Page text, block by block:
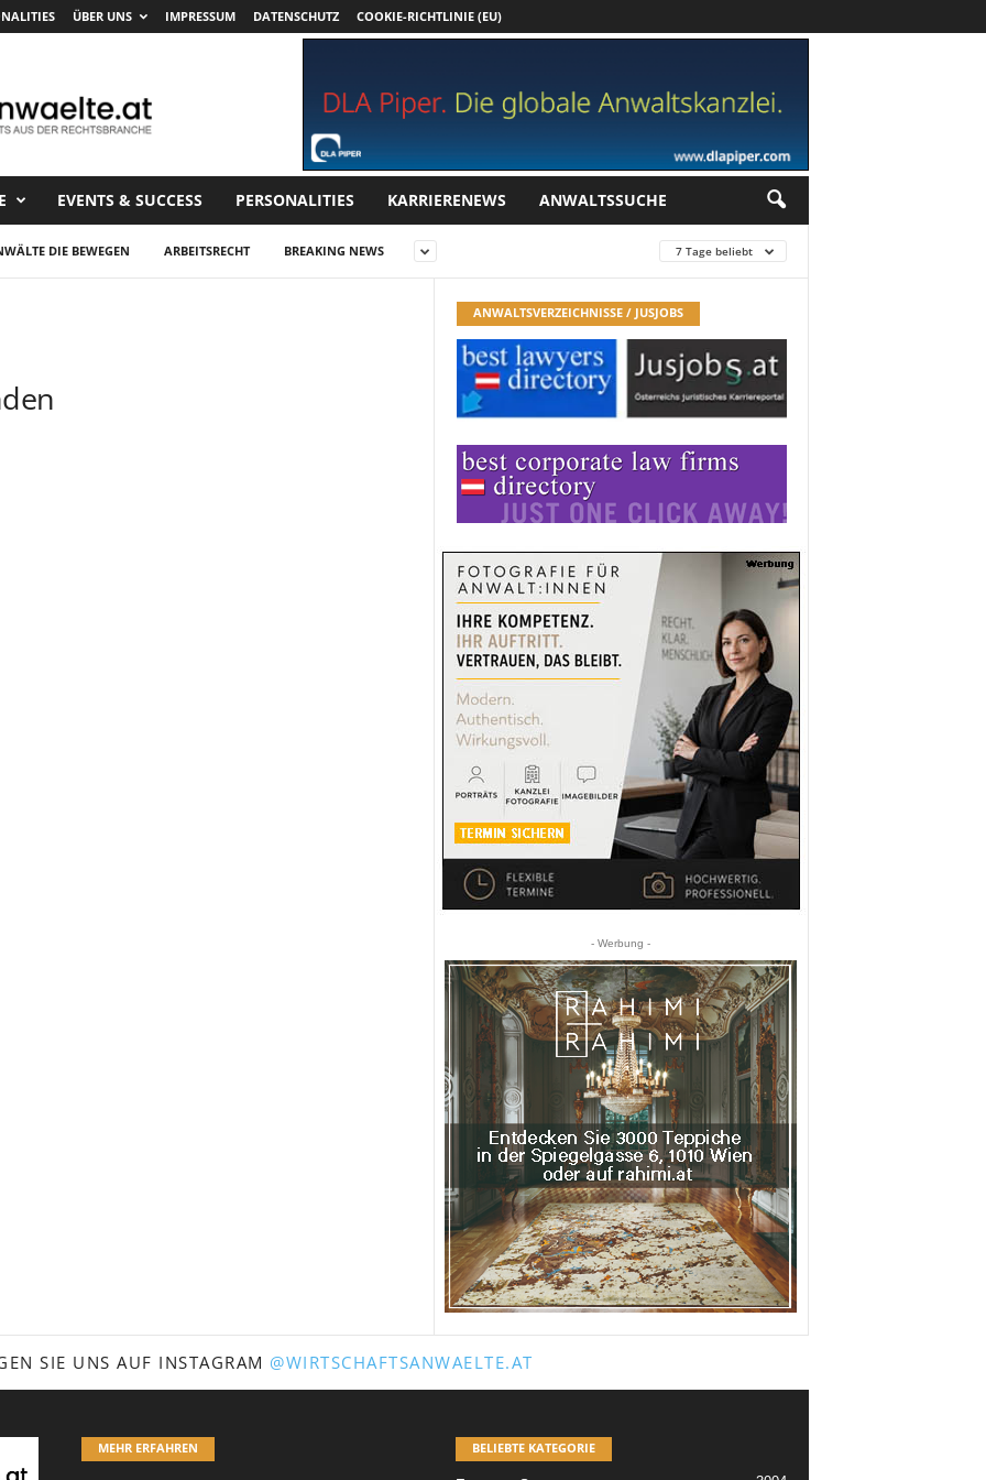
ÜBER UNS IMPRESSUM DATENSCHUTZ COOKIE-RICHTLINIE (EU)
EVENTS & SUCCESS PERSONALITIES KARRIERENEWS ANWALTSSUCHE
DIE BEWEGEN ARBEITSRECHT BREAKING NEWS 7 Tage beliebt
ANWALTSVERZEICHNISSE / JUSJOBS
- Werbung -
SIE UNS AUF INSTAGRAM @WIRTSCHAFTSANWAELTE.AT
MEHR ERFAHREN BELIEBTE KATEGORIE